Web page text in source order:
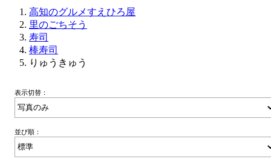
高知のグルメすえひろ屋
里のごちそう
寿司
棒寿司
りゅうきゅう
表示切替：
並び順：